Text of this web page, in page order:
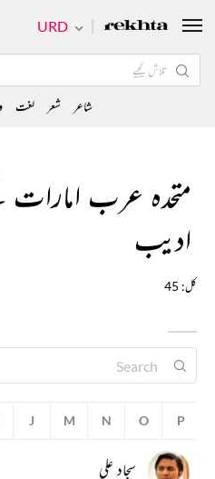
متحدہ عرب
ادیب
کل: 45
J M N O P
سجاد علی
URD
شاعر شعر لغت